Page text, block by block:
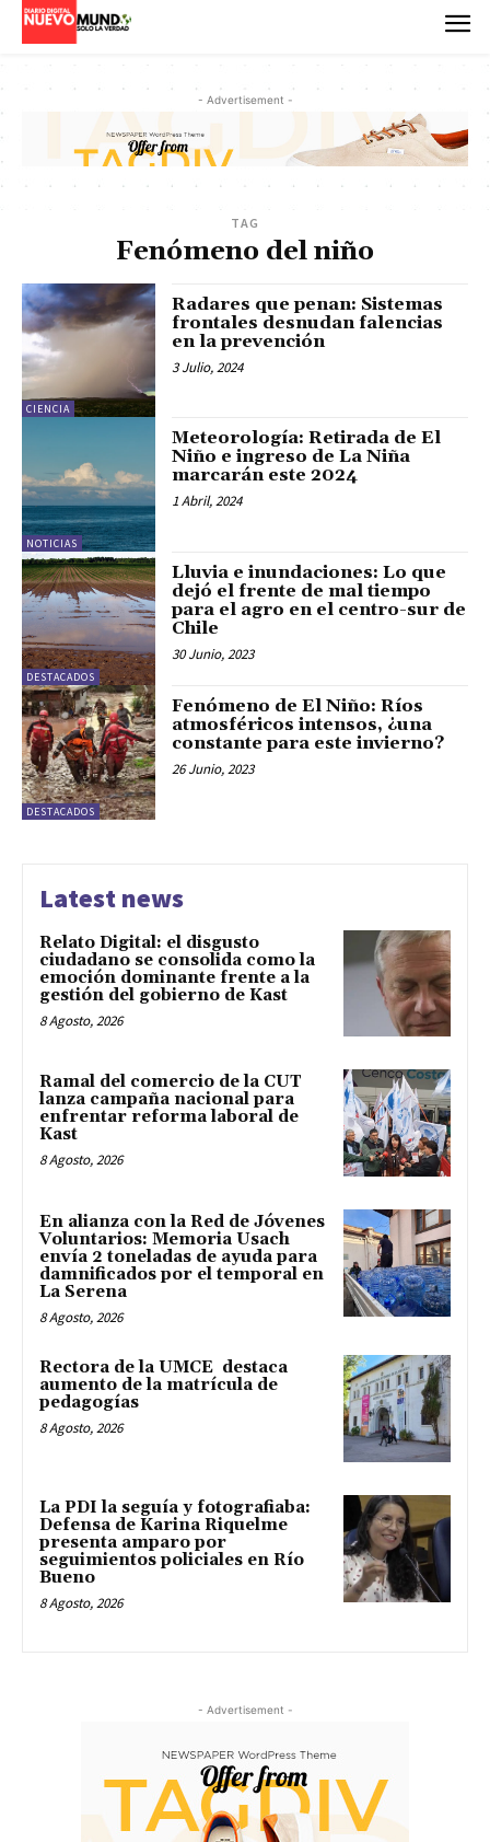
- Advertisement -
TAG
Fenómeno del niño
CIENCIA
Radares que penan: Sistemas
frontales desnudan falencias
en la prevención
3 Julio, 2024
NOTICIAS
Meteorología: Retirada de El
Niño e ingreso de La Niña
marcarán este 2024
1 Abril, 2024
DESTACADOS
Lluvia e inundaciones: Lo que
dejó el frente de mal tiempo
para el agro en el centro-sur de
Chile
30 Junio, 2023
DESTACADOS
Fenómeno de El Niño: Ríos
atmosféricos intensos, ¿una
constante para este invierno?
26 Junio, 2023
Latest news
Relato Digital: el disgusto
ciudadano se consolida como la
emoción dominante frente a la
gestión del gobierno de Kast
8 Agosto, 2026
Ramal del comercio de la CUT
lanza campaña nacional para
enfrentar reforma laboral de
Kast
8 Agosto, 2026
En alianza con la Red de Jóvenes
Voluntarios: Memoria Usach
envía 2 toneladas de ayuda para
damnificados por el temporal en
La Serena
8 Agosto, 2026
Rectora de la UMCE destaca
aumento de la matrícula de
pedagogías
8 Agosto, 2026
La PDI la seguía y fotografiaba:
Defensa de Karina Riquelme
presenta amparo por
seguimientos policiales en Río
Bueno
8 Agosto, 2026
- Advertisement -